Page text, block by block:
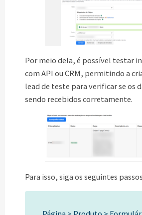
Por meio dela, é possível testar
com API ou CRM, permitindo a
lead de teste para verificar se os
sendo recebidos corretamente.
Para isso, siga os seguintes